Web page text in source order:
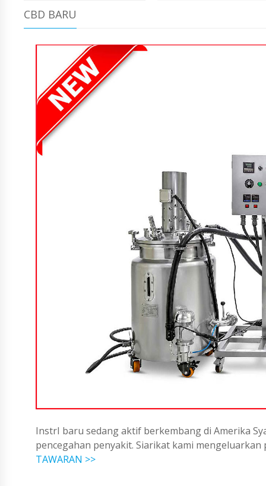
CBD BARU
InstrI baru sedang aktif berkembang di Amerika
pencegahan penyakit. Siarikat kami
TAWARAN >>